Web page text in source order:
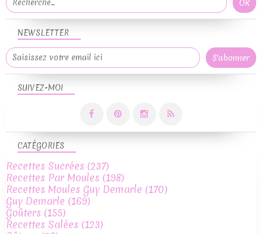
NEWSLETTER
SUIVEZ-MOI
CATÉGORIES
Recettes Sucrées (237)
Recettes Par Moules (198)
Recettes Moules Guy Demarle (170)
Guy Demarle (169)
Goûters (155)
Recettes Salées (123)